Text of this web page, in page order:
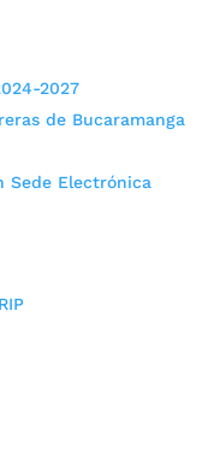
2027
de Bucaramanga
Sede Electrónica
que representen una
participaron del
de respuesta de los
y el área